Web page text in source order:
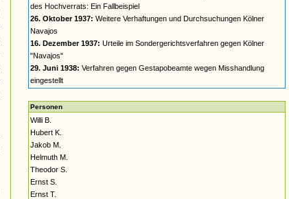
des Hochverrats: Ein Fallbeispiel
26. Oktober 1937: Weitere Verhaftungen und Durchsuchungen Kölner
Navajos
16. Dezember 1937: Urteile im Sondergerichtsverfahren gegen Kölner
"Navajos"
29. Juni 1938: Verfahren gegen Gestapobeamte wegen Misshandlung
eingestellt
Personen
Willi B.
Hubert K.
Jakob M.
Helmuth M.
Theodor S.
Ernst S.
Ernst T.